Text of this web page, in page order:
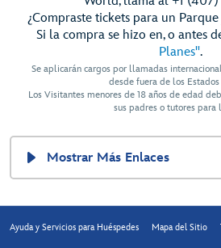
¿Compraste tickets para un
Si la compra se hizo en, o antes
Planes".
Se aplicarán cargos por llamadas
desde fuera de los
Los Visitantes menores de 18 años de edad
sus padres o tutores para
Mostrar Más Enlaces
Ayuda y Servicios para Huéspedes Mapa del Sitio